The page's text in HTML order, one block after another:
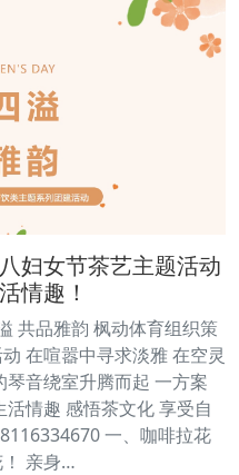
妇女节茶艺主题活动
情趣！
共品雅韵 枫动体育组织策
在喧嚣中寻求淡雅 在空灵
音绕室升腾而起 一方案
情趣 感悟茶文化 享受自
一、咖啡拉花
！ 亲身…